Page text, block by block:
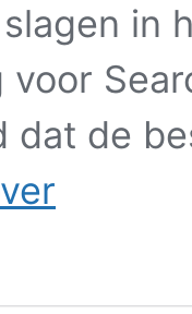
in
dat de